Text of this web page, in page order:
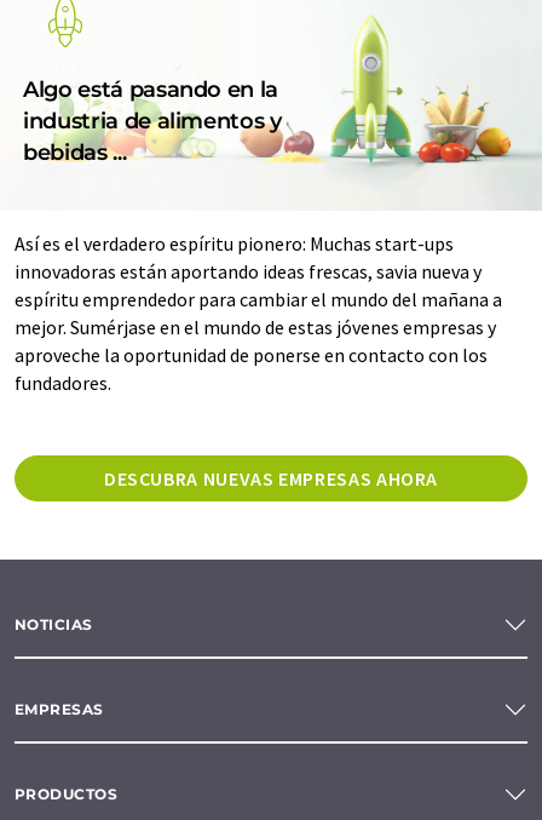
Algo está pasando en la
industria de alimentos y
bebidas ...
Así es el verdadero espíritu pionero: Muchas start-ups
innovadoras están aportando ideas frescas, savia nueva y
espíritu emprendedor para cambiar el mundo del mañana a
mejor. Sumérjase en el mundo de estas jóvenes empresas y
aproveche la oportunidad de ponerse en contacto con los
fundadores.
DESCUBRA NUEVAS EMPRESAS AHORA
NOTICIAS
EMPRESAS
PRODUCTOS